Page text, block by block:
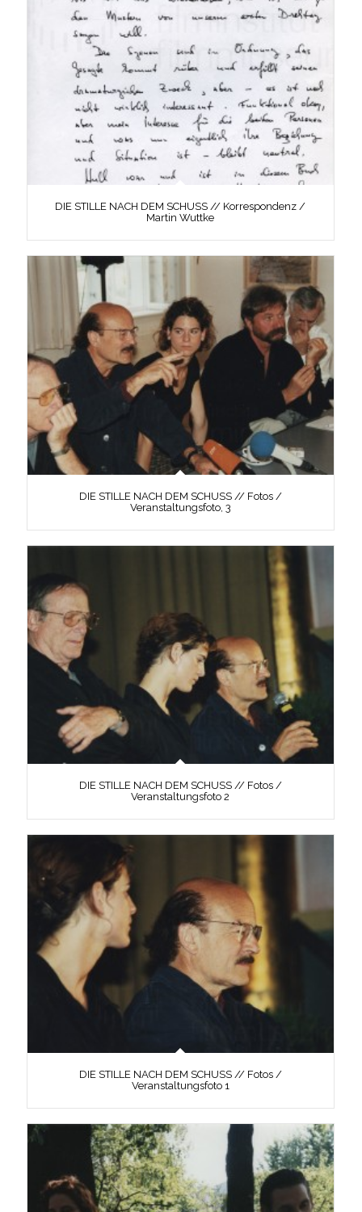
DIE STILLE NACH DEM SCHUSS // Korrespondenz /
Martin Wuttke
DIE STILLE NACH DEM SCHUSS // Fotos /
Veranstaltungsfoto, 3
DIE STILLE NACH DEM SCHUSS // Fotos /
Veranstaltungsfoto 2
DIE STILLE NACH DEM SCHUSS // Fotos /
Veranstaltungsfoto 1